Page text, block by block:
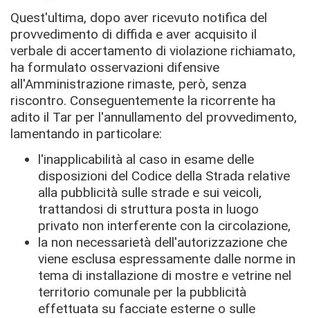
Quest'ultima, dopo aver ricevuto notifica del
provvedimento di diffida e aver acquisito il
verbale di accertamento di violazione richiamato,
ha formulato osservazioni difensive
all'Amministrazione rimaste, però, senza
riscontro. Conseguentemente la ricorrente ha
adito il Tar per l'annullamento del provvedimento,
lamentando in particolare:
l'inapplicabilità al caso in esame delle
disposizioni del Codice della Strada relative
alla pubblicità sulle strade e sui veicoli,
trattandosi di struttura posta in luogo
privato non interferente con la circolazione,
la non necessarietà dell'autorizzazione che
viene esclusa espressamente dalle norme in
tema di installazione di mostre e vetrine nel
territorio comunale per la pubblicità
effettuata su facciate esterne o sulle